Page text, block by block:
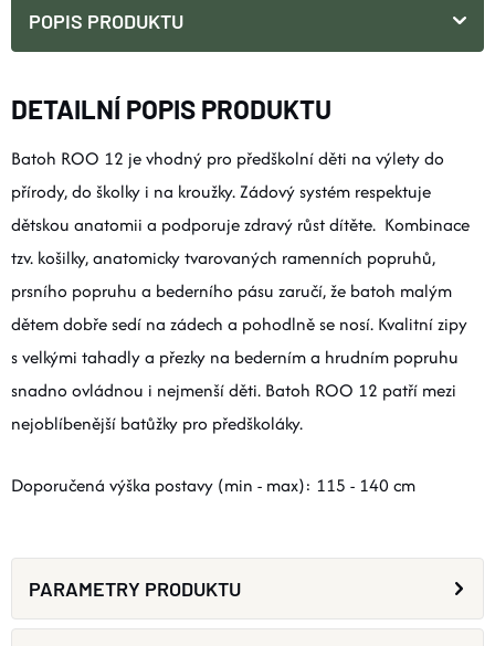
POPIS PRODUKTU
DETAILNÍ POPIS PRODUKTU
Batoh ROO 12 je vhodný pro předškolní děti na výlety do
přírody, do školky i na kroužky. Zádový systém respektuje
dětskou anatomii a podporuje zdravý růst dítěte. Kombinace
tzv. košilky, anatomicky tvarovaných ramenních popruhů,
prsního popruhu a bederního pásu zaručí, že batoh malým
dětem dobře sedí na zádech a pohodlně se nosí. Kvalitní zipy
s velkými tahadly a přezky na bederním a hrudním popruhu
snadno ovládnou i nejmenší děti. Batoh ROO 12 patří mezi
nejoblíbenější batůžky pro předškoláky.
Doporučená výška postavy (min - max): 115 - 140 cm
PARAMETRY PRODUKTU